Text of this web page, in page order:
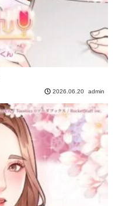
2026.06.20 admin